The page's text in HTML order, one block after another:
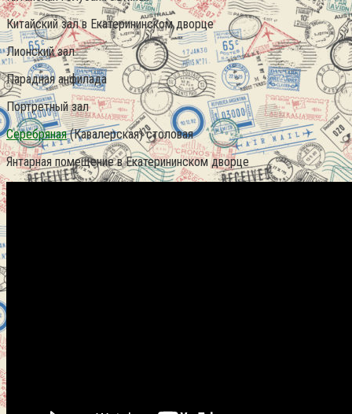
Китайский зал в Екатерининском дворце
Лионский зал
Парадная анфилада
Портретный зал
Серебряная(Кавалерская) столовая
Янтарная помещение в Екатерининском дворце